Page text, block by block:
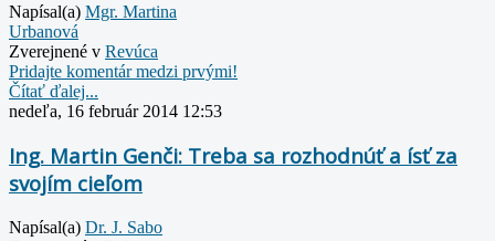
Napísal(a) Mgr. Martina
Urbanová
Zverejnené v Revúca
Pridajte komentár medzi prvými!
Čítať ďalej...
nedeľa, 16 február 2014 12:53
Ing. Martin Genči: Treba sa rozhodnúť a ísť za
svojím cieľom
Napísal(a) Dr. J. Sabo